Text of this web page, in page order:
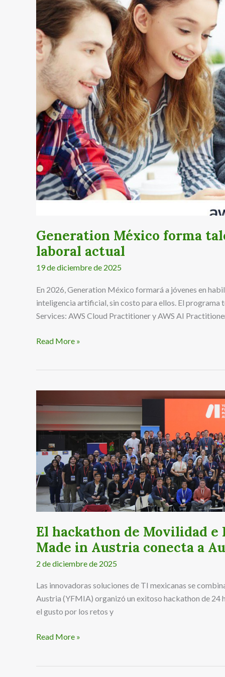
Generation México forma
laboral actual
19 de diciembre de 2025
En 2026, Generation México formará a jóvenes en
inteligencia artificial, sin costo para ellos. El
Services: AWS Cloud Practitioner y AWS AI
Read More »
El hackathon de Movilidad
Made in Austria conecta a
2 de diciembre de 2025
Las innovadoras soluciones de TI mexicanas se
Austria (YFMIA) organizó un exitoso hackathon de 24
el gusto por los retos y
hackathon
de
Movilidad
organizado
por
Your
Future
Made
in
Austria
conecta
México
Read More »